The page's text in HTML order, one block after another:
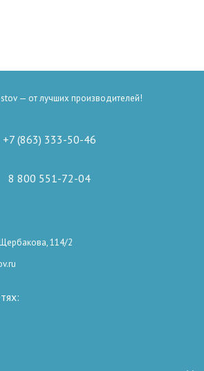
— от лучших производителей!
+7 (863) 333-50-46
8 800 551-72-04
114/2